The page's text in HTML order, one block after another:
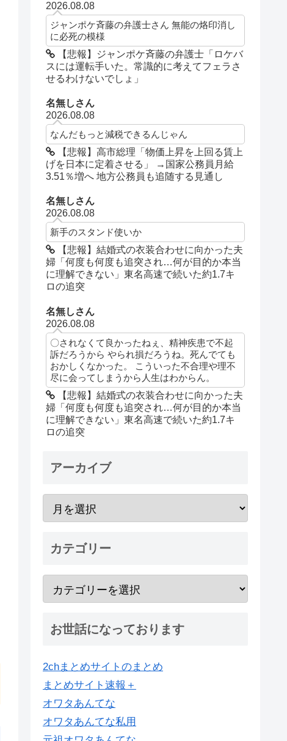
2026.08.08
ジャンポケ斉藤の弁護士さん 無能の烙印消し
に必死の模様
【悲報】ジャンポケ斉藤の弁護士「ロケバ
スには運転手いた。常識的に考えてフェラさ
せるわけないでしょ」
名無しさん
2026.08.08
なんだもっと減税できるんじゃん
【悲報】高市総理「物価上昇を上回る賃上
げを日本に定着させる」 →国家公務員月給
3.51％増へ 地方公務員も追随する見通し
名無しさん
2026.08.08
新手のスタンド使いか
【悲報】結婚式の衣装合わせに向かった夫
婦「何度も何度も追突され…何が目的か本当
に理解できない」東名高速で続いた約1.7キ
ロの追突
名無しさん
2026.08.08
〇されなくて良かったねぇ、精神疾患で不起
訴だろうから やられ損だろうね。死んでても
おかしくなかった。 こういった不合理や理不
尽に会ってしまうから人生はわからん。
【悲報】結婚式の衣装合わせに向かった夫
婦「何度も何度も追突され…何が目的か本当
に理解できない」東名高速で続いた約1.7キ
ロの追突
アーカイブ
カテゴリー
お世話になっております
2chまとめサイトのまとめ
まとめサイト速報＋
オワタあんてな
オワタあんてな私用